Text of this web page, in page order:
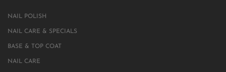
NAIL POLISH
NAIL CARE & SPECIALS
BASE & TOP COAT
NAIL CARE